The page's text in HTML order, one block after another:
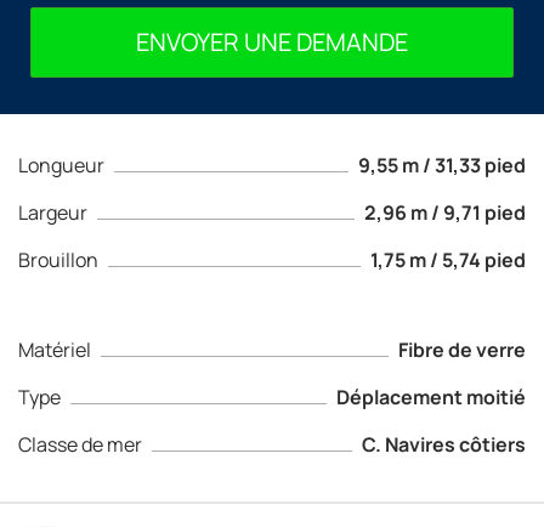
Longueur
9,55 m / 31,33 pied
Largeur
2,96 m / 9,71 pied
Brouillon
1,75 m / 5,74 pied
Matériel
Fibre de verre
Type
Déplacement moitié
Classe de mer
C. Navires côtiers
ENVOYER UNE DEMANDE